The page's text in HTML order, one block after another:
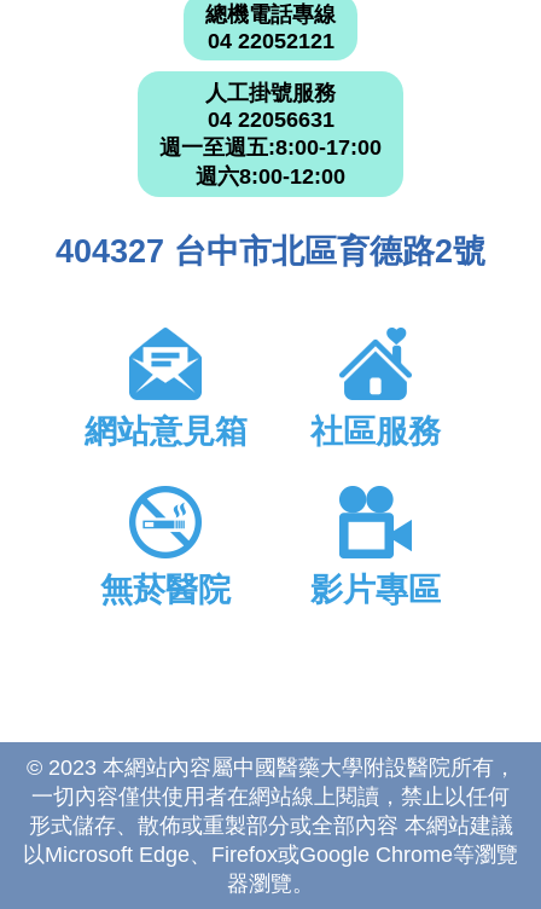
總機電話專線
04 22052121
人工掛號服務
04 22056631
週一至週五:8:00-17:00
週六8:00-12:00
404327 台中市北區育德路2號
網站意見箱 社區服務
無菸醫院 影片專區
© 2023 本網站內容屬中國醫藥大學附設醫院所有，
一切內容僅供使用者在網站線上閱讀，禁止以任何
形式儲存、散佈或重製部分或全部內容 本網站建議
以Microsoft Edge、Firefox或Google Chrome等瀏覽
器瀏覽。